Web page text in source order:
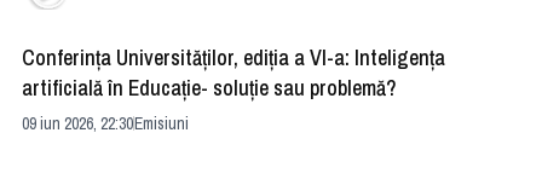
Conferința Universităților, ediția a VI-a: Inteligența
artificială în Educație- soluție sau problemă?
09 iun 2026, 22:30Emisiuni